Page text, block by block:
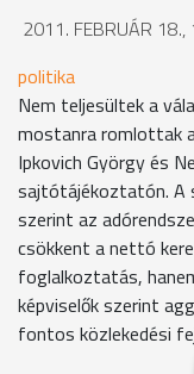
2011. FEBRUÁR 18.,
politika
Nem teljesültek a
mostanra romlottak
Ipkovich György és
sajtótájékoztatón. A
szerint az
csökkent a nettó
foglalkoztatás,
képviselők szerint
fontos közlekedési